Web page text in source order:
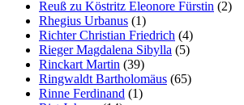
Reuß zu Köstritz Eleonore Fürstin (2)
Rhegius Urbanus (1)
Richter Christian Friedrich (4)
Rieger Magdalena Sibylla (5)
Rinckart Martin (39)
Ringwaldt Bartholomäus (65)
Rinne Ferdinand (1)